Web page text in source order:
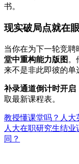
书。
现实破局点就在
当你在为下一轮竞聘
堂中重构能力版图 。
来不是非此即彼的单
补录通道倒计时开启
取最新课程表。
教授懂课堂吗？人大
人大在职研究生结
同？